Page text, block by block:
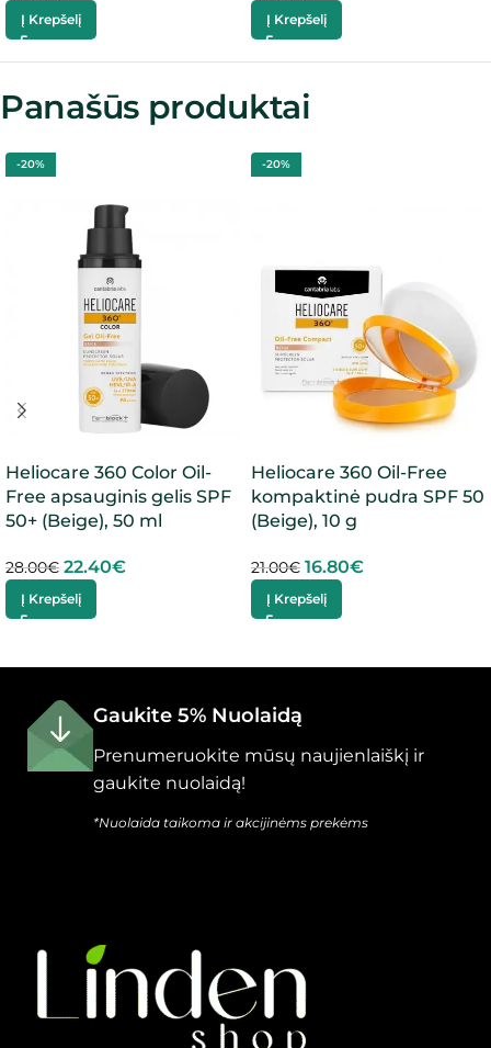
Į Krepšelį
Į Krepšelį
Panašūs produktai
-20%
Heliocare 360 Color Oil-
Free apsauginis gelis SPF
50+ (Beige), 50 ml
28.00€ 22.40€
Į Krepšelį
-20%
Heliocare 360 Oil-Free
kompaktinė pudra SPF 50
(Beige), 10 g
21.00€ 16.80€
Į Krepšelį
Gaukite 5% Nuolaidą
Prenumeruokite mūsų naujienlaiškį ir
gaukite nuolaidą!
*Nuolaida taikoma ir akcijinėms prekėms